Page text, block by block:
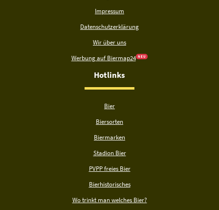
Impressum
Datenschutzerklärung
Wir über uns
Werbung auf Biermap24 N E U
Hotlinks
Bier
Biersorten
Biermarken
Stadion Bier
PVPP freies Bier
Bierhistorisches
Wo trinkt man welches Bier?